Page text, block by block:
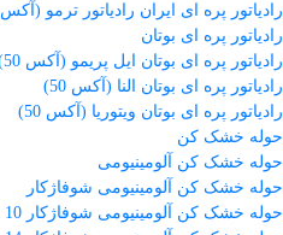
رادیاتور پره ای ایران رادیاتور ترمو (آکس 20)
رادیاتور پره ای بوتان
رادیاتور پره ای بوتان ایل پریمو (آکس 50)
رادیاتور پره ای بوتان النا (آکس 50)
رادیاتور پره ای بوتان ویتوریا (آکس 50)
حوله خشک کن
حوله خشک کن آلومینیومی
حوله خشک کن آلومینیومی شوفاژکار
حوله خشک کن آلومینیومی شوفاژکار 10 لول (50×60) سفید